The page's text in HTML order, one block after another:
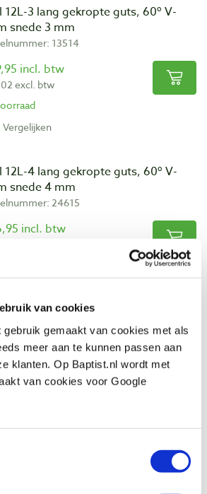
van cookies
gebruik gemaakt van cookies met als
meer aan te kunnen passen aan
klanten. Op Baptist.nl wordt met
van cookies voor Google
12L-3 lang gekropte guts, 60º V-
snede 3 mm
13514
incl. btw
excl. btw
Vergelijken
12L-4 lang gekropte guts, 60º V-
snede 4 mm
24615
incl. btw
12L-6 lang gekropte guts, 60º V-
snede 6 mm
13515
incl. btw